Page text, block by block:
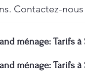
Contactez-
ménage: Tarifs
ménage: Tarifs